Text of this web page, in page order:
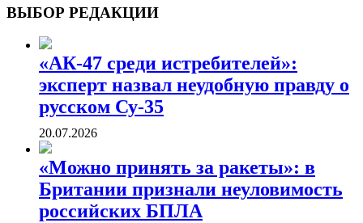
ВОЕННЫЕ СТРАНИЦЫ
СТАТЬИ ВОЕННОЙ ТЕМАТИКИ
ВЫБОР РЕДАКЦИИ
«АК-47 среди истребителей»:
эксперт назвал неудобную правду о
русском Су-35
20.07.2026
«Можно принять за ракеты»: в
Британии признали неуловимость
российских БПЛА